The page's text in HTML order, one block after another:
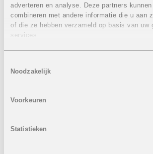
adverteren en analyse. Deze partners
combineren met andere informatie die u aan
of die ze hebben verzameld op basis van uw
services.
Noodzakelijk
Voorkeuren
Statistieken